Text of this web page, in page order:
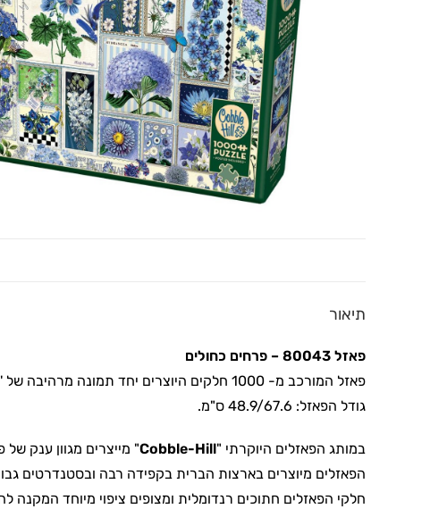
תיאור
פאזל 80043
– פרחים כחולים
פאזל המורכב מ- 1000 חלקים היוצרים יחד תמונה מרהיבה של 'פרחים כחולים'
גודל הפאזל: 48.9/67.6 ס"מ.
במותג הפאזלים היוקרתי "Cobble-Hill" מייצרים מגוון ענק של
הפאזלים מיוצרים בארצות הברית בקפידה רבה ובסטנדרטים
חלקי הפאזלים חתוכים רנדומלית ומצופים ציפוי מיוחד המקנה